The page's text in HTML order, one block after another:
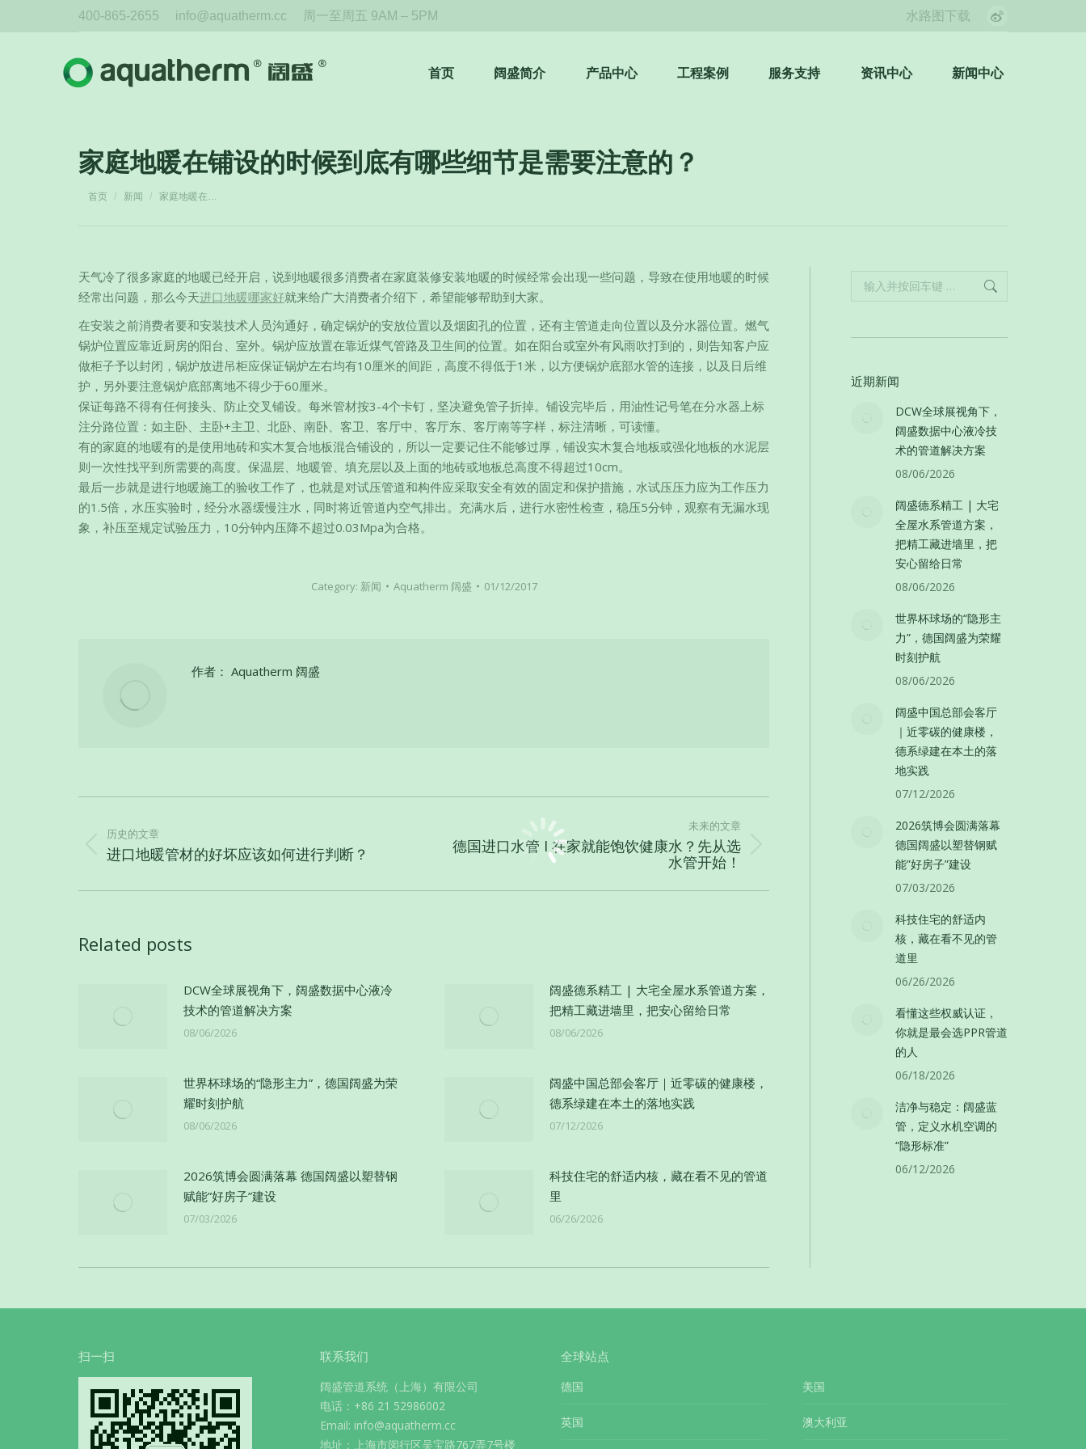
400-865-2655 info@aquatherm.cc 周一至周五 9AM – 5PM 水路图下载
Weibo
opens
首页 阔盛简介 产品中心 工程案例 服务支持 资讯中心 新闻中心
家庭地暖在铺设的时候到底有哪些细节是需要注意的？
您在这里：
首页 新闻 家庭地暖在…
天气冷了很多家庭的地暖已经开启，说到地暖很多消费者在家庭装修安装地暖的时候经常会出现一些问题，导致在使用地暖的时候
经常出问题，那么今天进口地暖哪家好就来给广大消费者介绍下，希望能够帮助到大家。
在安装之前消费者要和安装技术人员沟通好，确定锅炉的安放位置以及烟囱孔的位置，还有主管道走向位置以及分水器位置。燃气
锅炉位置应靠近厨房的阳台、室外。锅炉应放置在靠近煤气管路及卫生间的位置。如在阳台或室外有风雨吹打到的，则告知客户应
做柜子予以封闭，锅炉放进吊柜应保证锅炉左右均有10厘米的间距，高度不得低于1米，以方便锅炉底部水管的连接，以及日后维
护，另外要注意锅炉底部离地不得少于60厘米。
保证每路不得有任何接头、防止交叉铺设。每米管材按3-4个卡钉，坚决避免管子折掉。铺设完毕后，用油性记号笔在分水器上标
注分路位置：如主卧、主卧+主卫、北卧、南卧、客卫、客厅中、客厅东、客厅南等字样，标注清晰，可读懂。
有的家庭的地暖有的是使用地砖和实木复合地板混合铺设的，所以一定要记住不能够过厚，铺设实木复合地板或强化地板的水泥层
则一次性找平到所需要的高度。保温层、地暖管、填充层以及上面的地砖或地板总高度不得超过10cm。
最后一步就是进行地暖施工的验收工作了，也就是对试压管道和构件应采取安全有效的固定和保护措施，水试压压力应为工作压力
的1.5倍，水压实验时，经分水器缓慢注水，同时将近管道内空气排出。充满水后，进行水密性检查，稳压5分钟，观察有无漏水现
象，补压至规定试验压力，10分钟内压降不超过0.03Mpa为合格。
Category: 新闻 Aquatherm 阔盛 01/12/2017
作者： Aquatherm 阔盛
历史的文章
历
的
进口地暖管材的好坏应该如何进行判断？
未来的文章
未
的
德国进口水管 I 在家就能饱饮健康水？先从选
水管开始！
Related posts
DCW全球展视角下，阔盛数据中心液冷
技术的管道解决方案
08/06/2026
阔盛德系精工 | 大宅全屋水系管道方案，
把精工藏进墙里，把安心留给日常
08/06/2026
世界杯球场的“隐形主力”，德国阔盛为荣
耀时刻护航
08/06/2026
阔盛中国总部会客厅｜近零碳的健康楼，
德系绿建在本土的落地实践
07/12/2026
2026筑博会圆满落幕 德国阔盛以塑替钢
赋能”好房子”建设
07/03/2026
科技住宅的舒适内核，藏在看不见的管道
里
06/26/2026
Search:
近期新闻
DCW全球展视角下，
阔盛数据中心液冷技
术的管道解决方案
08/06/2026
阔盛德系精工 | 大宅
全屋水系管道方案，
把精工藏进墙里，把
安心留给日常
08/06/2026
世界杯球场的“隐形主
力”，德国阔盛为荣耀
时刻护航
08/06/2026
阔盛中国总部会客厅
｜近零碳的健康楼，
德系绿建在本土的落
地实践
07/12/2026
2026筑博会圆满落幕
德国阔盛以塑替钢赋
能”好房子”建设
07/03/2026
科技住宅的舒适内
核，藏在看不见的管
道里
06/26/2026
看懂这些权威认证，
你就是最会选PPR管道
的人
06/18/2026
洁净与稳定：阔盛蓝
管，定义水机空调的
“隐形标准”
06/12/2026
扫一扫 联系我们
阔盛管道系统（上海）有限公司
电话：+86 21 52986002
Email: info@aquatherm.cc
地址：上海市闵行区吴宝路767弄7号楼
全球站点
德国
英国
美国
澳大利亚